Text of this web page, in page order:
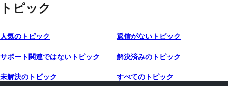
トピック
人気のトピック 返信がないトピック
サポート関連ではないトピック 解決済みのトピック
未解決のトピック すべてのトピック